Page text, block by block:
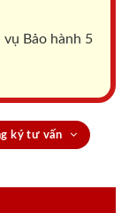
Bảo hành 5
ký tư vấn